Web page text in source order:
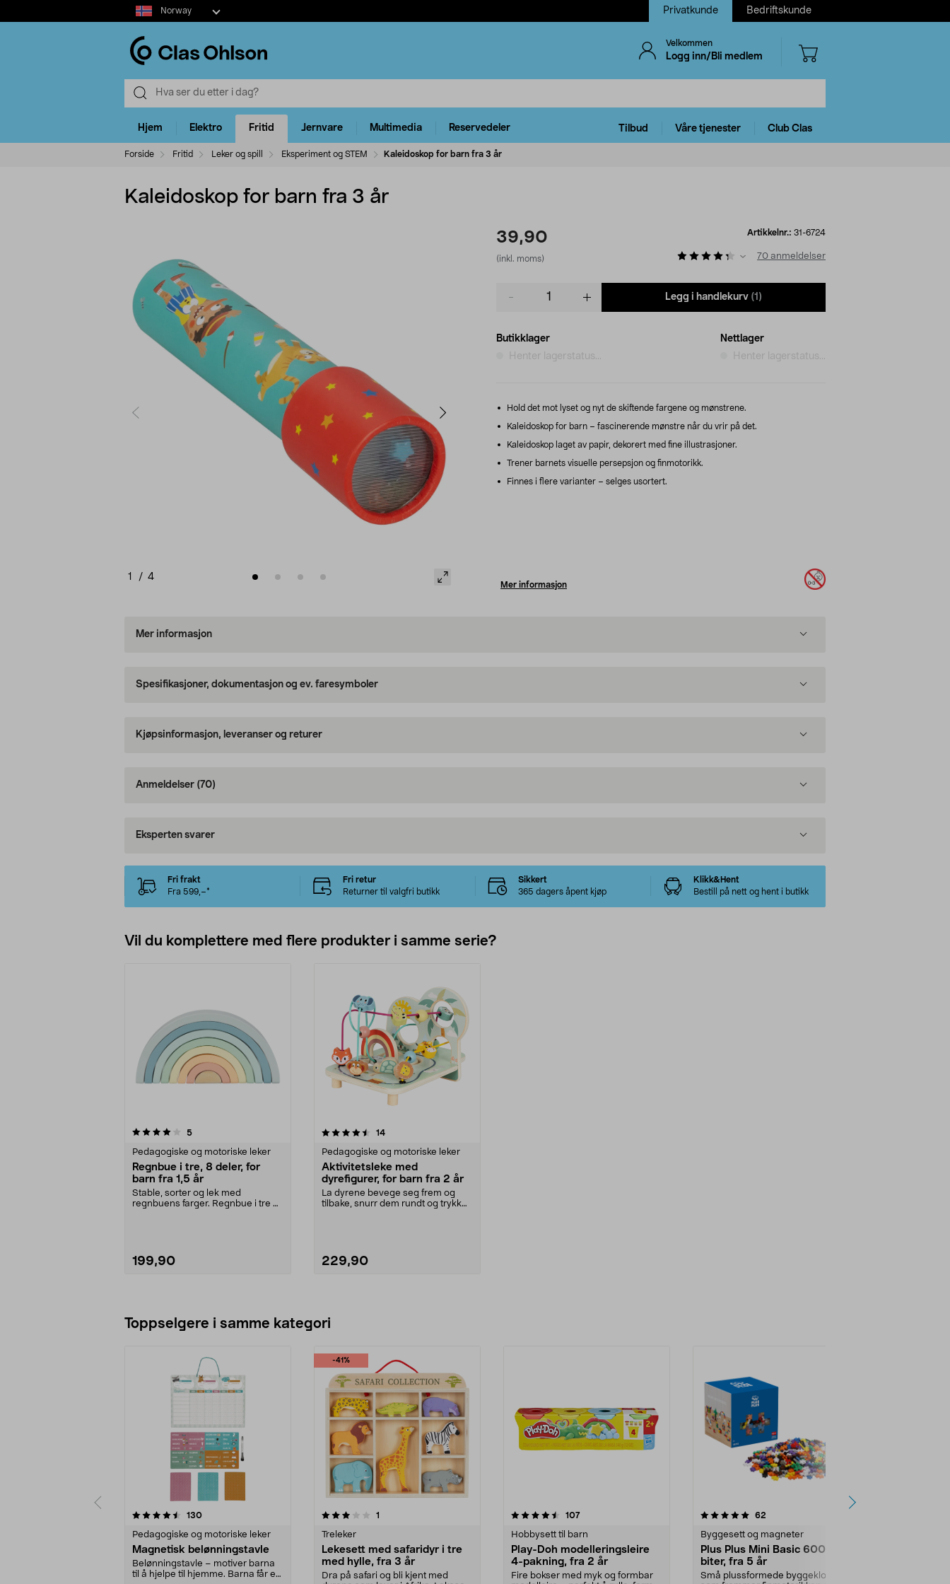
Select
market
Norway Privatkunde Bedriftskunde
Velkommen
Logg inn/Bli medlem
Hjem Elektro Fritid Jernvare Multimedia Reservedeler Tilbud Våre tjenester Club Clas
Forside Fritid Leker og spill Eksperiment og STEM Kaleidoskop for barn fra 3 år
Kaleidoskop for barn fra 3 år
1 / 4
39,90
(inkl. moms)
Artikkelnr.: 31-6724
70 anmeldelser
Legg i handlekurv (1)
Butikklager
Henter lagerstatus...
Nettlager
Henter lagerstatus...
Hold det mot lyset og nyt de skiftende fargene og mønstrene.
Kaleidoskop for barn – fascinerende mønstre når du vrir på det.
Kaleidoskop laget av papir, dekorert med fine illustrasjoner.
Trener barnets visuelle persepsjon og finmotorikk.
Finnes i flere varianter – selges usortert.
Mer informasjon
Mer informasjon
Spesifikasjoner, dokumentasjon og ev. faresymboler
Kjøpsinformasjon, leveranser og returer
Anmeldelser (70)
Eksperten svarer
Fri frakt
Fra 599,–*
Fri retur
Returner til valgfri butikk
Sikkert
365 dagers åpent kjøp
Klikk&Hent
Bestill på nett og hent i butikk
Vil du komplettere med flere produkter i samme serie?
5anmeldelser
Pedagogiske og motoriske leker
Regnbue i tre, 8 deler, for
barn fra 1,5 år
Stable, sorter og lek med
regnbuens farger. Regnbue i tre –
199,90
4.5av 5 stjerner 14anmeldelser
Pedagogiske og motoriske leker
Aktivitetsleke med
dyrefigurer, for barn fra 2 år
La dyrene bevege seg frem og
tilbake, snurr dem rundt og trykk
229,90
Toppselgere i samme kategori
130anmeldelser
Pedagogiske og motoriske leker
Magnetisk belønningstavle
Belønningstavle – motiver barna
til å hjelpe til hjemme. Barna får en
-41%
3.0 av 5 stjerner 1
Treleker
Lekesett med safaridyr i tre
med hylle, fra 3 år
Dra på safari og bli kjent med
4.5 av 5 stjerner 107anmeldelser
Hobbysett til barn
Play-Doh modelleringsleire
4-pakning, fra 2 år
Fire bokser med myk og formbar
5.0 av 5 stjerner 62
Byggesett og magneter
Plus Plus Mini Basic 600
biter, fra 5 år
Små plussformede byggeklosser
4.5 av 5 stjerner